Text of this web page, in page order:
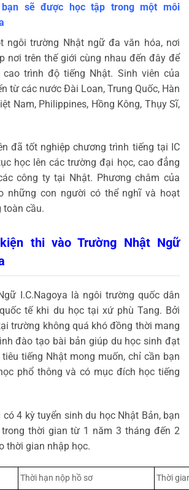
bạn sẽ được học tập trong một môi
ngôi trường Nhật ngữ đa văn hóa, nơi
nơi trên thế giới cùng nhau đến đây để
trình độ tiếng Nhật. Sinh viên của
từ các nước Đài Loan, Trung Quốc, Hàn
Nam, Philippines, Hồng Kông, Thụy Sĩ,
đã tốt nghiệp chương trình tiếng tại IC
học lên các trường đại học, cao đẳng
công ty tại Nhật. Phương châm của
những con người có thể nghĩ và hoạt
cầu.
thi vào Trường Nhật Ngữ
I.C.Nagoya là ngôi trường quốc dân
tế khi du học tại xứ phù Tang. Bởi
trường không quá khó đồng thời mang
đào tạo bài bản giúp du học sinh đạt
tiếng Nhật mong muốn, chỉ cần bạn
phổ thông và có mục đích học tiếng
4 kỳ tuyển sinh du học Nhật Bản, bạn
thời gian từ 1 năm 3 tháng đến 2
thời gian nhập học.
Thời hạn nộp hồ sơ Thời